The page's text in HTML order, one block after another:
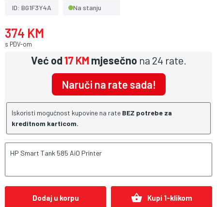
ID: BG1F3Y4A Na stanju
374 KM
s PDV-om
Već od17 KM mjesečno na 24 rate.
Naruči na rate sada!
Iskoristi mogućnost kupovine na rate BEZ potrebe za
kreditnom karticom.
HP Smart Tank 585 AiO Printer
Dodaj u korpu shopping_basket Kupi 1-klikom